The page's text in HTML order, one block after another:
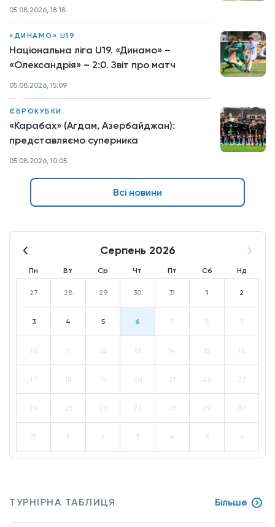
05.08.2026, 18:18
«ДИНАМО» U19
Національна ліга U19. «Динамо» –
«Олександрія» – 2:0. Звіт про матч
05.08.2026, 15:09
ЄВРОКУБКИ
«Карабах» (Агдам, Азербайджан):
представляємо суперника
05.08.2026, 10:05
Всі новини
Серпень 2026
Пн Вт Ср Чт Пт Сб Нд
27 28 29 30 31 1 2
3 4 5 6 7 8 9
10 11 12 13 14 15 16
17 18 19 20 21 22 23
24 25 26 27 28 29 30
31 1 2 3 4 5 6
ТУРНІРНА ТАБЛИЦЯ Більше